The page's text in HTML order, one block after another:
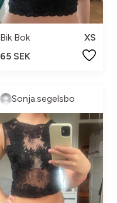
Bik Bok
XS
65 SEK
Sonja.segelsbo